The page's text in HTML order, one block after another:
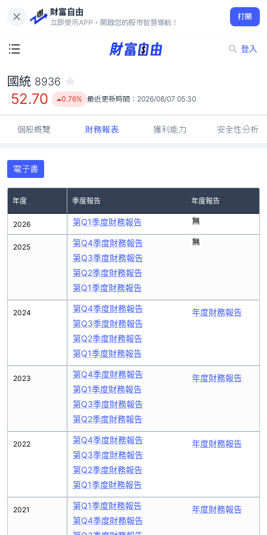
財富自由
立即使用APP，開啟您的股市智慧導航！
打開
登入
52.70
0.76%
國統 8936
52.70 0.76% 最近更新時間： 2026/08/07 05:30
個股概覽 財務報表 獲利能力 安全性分析
電子書
年度 季度報告 年度報告
2026
2025
2024
2023
2022
2021
第Q1季度財務報告 無
第Q4季度財務報告
第Q3季度財務報告
第Q2季度財務報告
第Q1季度財務報告
無
第Q4季度財務報告
第Q3季度財務報告
第Q2季度財務報告
第Q1季度財務報告
年度財務報告
第Q4季度財務報告
第Q1季度財務報告
第Q3季度財務報告
第Q2季度財務報告
年度財務報告
第Q4季度財務報告
第Q3季度財務報告
第Q2季度財務報告
第Q1季度財務報告
年度財務報告
第Q1季度財務報告
第Q4季度財務報告
年度財務報告